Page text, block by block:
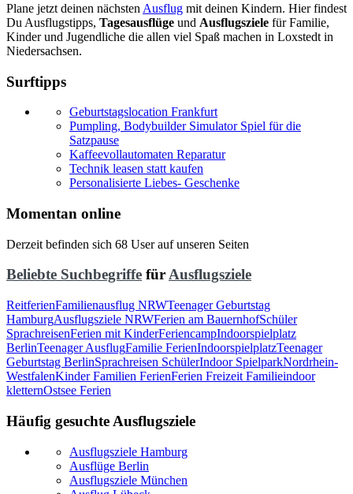
Plane jetzt deinen nächsten Ausflug mit deinen Kindern. Hier findest
Du Ausflugstipps, Tagesausflüge und Ausflugsziele für Familie,
Kinder und Jugendliche die allen viel Spaß machen in Loxstedt in
Niedersachsen.
Surftipps
Geburtstagslocation Frankfurt
Pumpling, Bodybuilder Simulator Spiel für die
Satzpause
Kaffeevollautomaten Reparatur
Technik leasen statt kaufen
Personalisierte Liebes- Geschenke
Momentan online
Derzeit befinden sich 68 User auf unseren Seiten
Beliebte Suchbegriffe fürAusflugsziele
ReitferienFamilienausflug NRWTeenager Geburtstag
HamburgAusflugsziele NRWFerien am BauernhofSchüler
SprachreisenFerien mit KinderFeriencampIndoorspielplatz
BerlinTeenager AusflugFamilie FerienIndoorspielplatzTeenager
Geburtstag BerlinSprachreisen SchülerIndoor SpielparkNordrhein-
WestfalenKinder Familien FerienFerien Freizeit Familieindoor
kletternOstsee Ferien
Häufig gesuchte Ausflugsziele
Ausflugsziele Hamburg
Ausflüge Berlin
Ausflugsziele München